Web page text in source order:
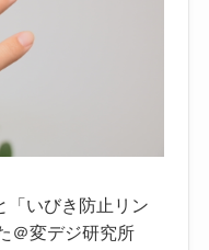
「いびき防止リン
＠変デジ研究所